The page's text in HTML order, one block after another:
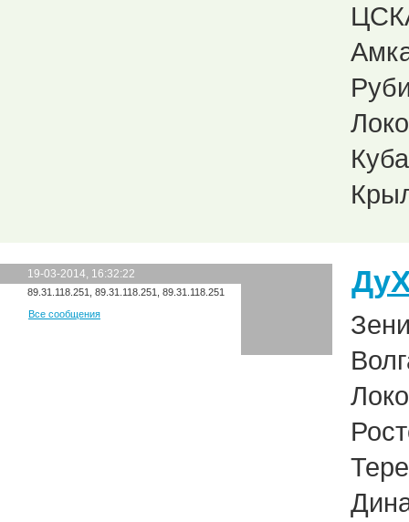
19-03-2014, 16:32:22
89.31.118.251, 89.31.118.251, 89.31.118.251
Все сообщения